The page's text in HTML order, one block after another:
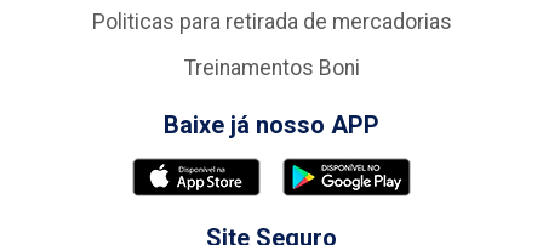
Politicas para retirada de mercadorias
Treinamentos Boni
Baixe já nosso APP
Site Seguro